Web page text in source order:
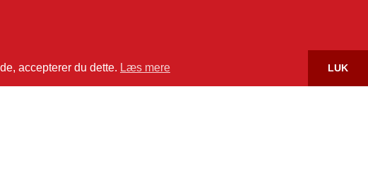
accepterer du dette. Læs mere LUK